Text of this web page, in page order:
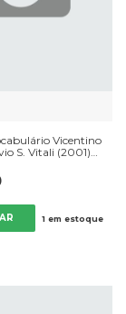
Vicentino
S. Vitali (2001)
1 em estoque